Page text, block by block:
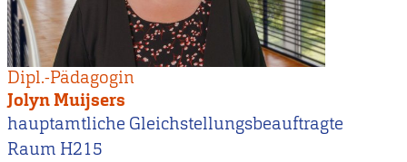
Dipl.-Pädagogin
Jolyn Muijsers
hauptamtliche Gleichstellungsbeauftragte
Raum H215